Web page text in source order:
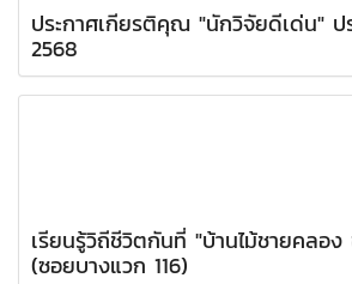
ประกาศเกียรติคุณ "นักวิจัยดีเด่น" ป
2568
เรียนรู้วิถีชีวิตกันที่ "บ้านไม้ชายคลอ
(ซอยบางแวก 116)